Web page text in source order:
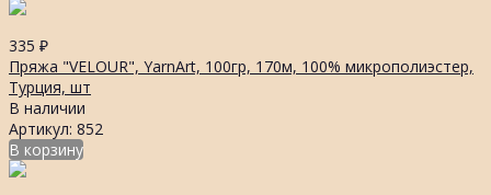
335 ₽
Пряжа "VELOUR", YarnArt, 100гр, 170м, 100% микрополиэстер,
Турция, шт
В наличии
Артикул: 852
В корзину